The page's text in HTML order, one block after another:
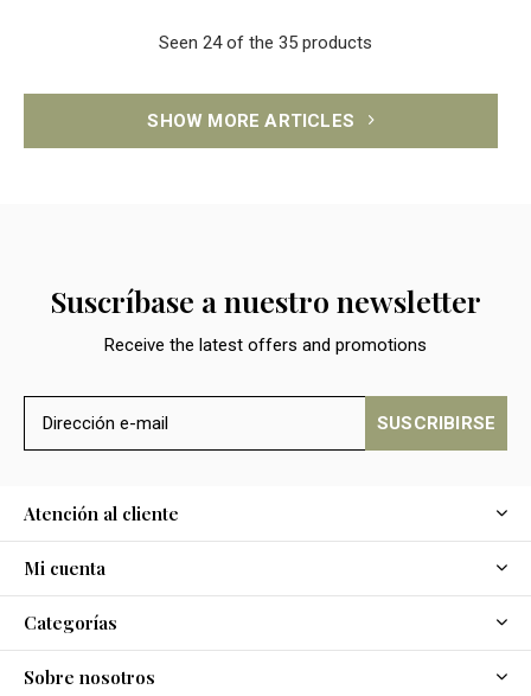
Seen 24 of the 35 products
SHOW MORE ARTICLES
Suscríbase a nuestro newsletter
Receive the latest offers and promotions
SUSCRIBIRSE
Atención al cliente
Mi cuenta
Categorías
Sobre nosotros